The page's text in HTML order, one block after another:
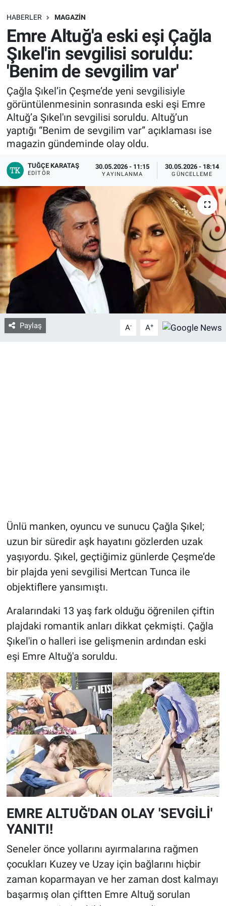
HABERLER MAGAZIN
Emre Altuğ'a eski eşi Çağla
Şıkel'in sevgilisi soruldu:
'Benim de sevgilim var'
Çağla Şıkel’in Çeşme’de yeni sevgilisiyle
görüntülenmesinin sonrasında eski eşi Emre
Altuğ’a Şıkel'ın sevgilisi soruldu. Altuğ’un
yaptığı “Benim de sevgilim var” açıklaması ise
magazin gündeminde olay oldu.
TUĞÇE KARATAŞ
EDITÖR
30.05.2026 - 11:15
YAYINLANMA
30.05.2026 - 18:14
GÜNCELLEME
Paylaş A- A+
Ünlü manken, oyuncu ve sunucu Çağla Şıkel;
uzun bir süredir aşk hayatını gözlerden uzak
yaşıyordu. Şıkel, geçtiğimiz günlerde Çeşme’de
bir plajda yeni sevgilisi Mertcan Tunca ile
objektiflere yansımıştı.
Aralarındaki 13 yaş fark olduğu öğrenilen çiftin
plajdaki romantik anları dikkat çekmişti. Çağla
Şıkel'in o halleri ise gelişmenin ardından eski
eşi Emre Altuğ'a soruldu.
EMRE ALTUĞ'DAN OLAY 'SEVGİLİ'
YANITI!
Seneler önce yollarını ayırmalarına rağmen
çocukları Kuzey ve Uzay için bağlarını hiçbir
zaman koparmayan ve her zaman dost kalmayı
başarmış olan çiftten Emre Altuğ sorulan
SAĞLIK
EKONOMİ
EĞİTİM
ÖZEL HABER
Keşfet
ASTROLOJİ
MANŞET
RESMİ İLANLAR
İLAN
Bize ulaşın
İletişim/Künye
Gözden Kaçmasın